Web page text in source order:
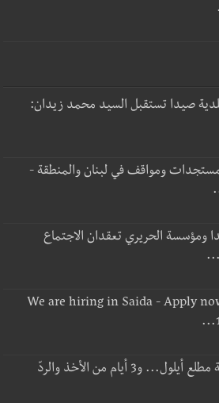
صيدا تستقبل السيد محمد زيدان:
ومواقف في لبنان والمنطقة -
ومؤسسة الحريري تعقدان الاجتماع
We are hiring in Saida - Apply
جولة ثامنة مطلع أيلول... و3 أيام من الأخذ والردّ